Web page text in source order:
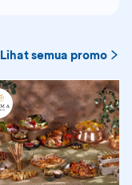
Lihat semua promo